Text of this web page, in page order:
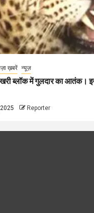
ख़बरें न्यूज़
ब्लॉक में गुलदार का आतंक।
Reporter